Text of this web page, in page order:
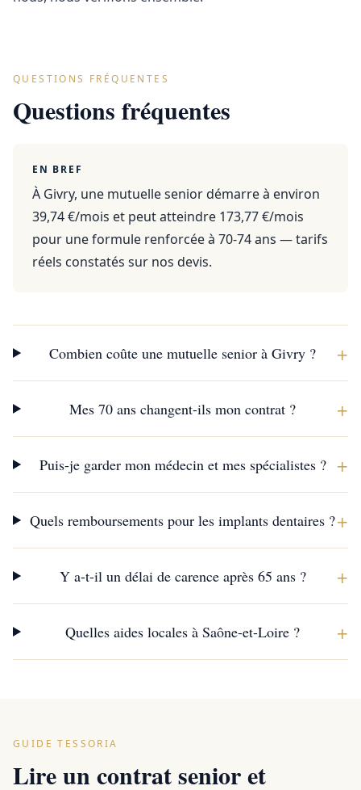
QUESTIONS FRÉQUENTES
Questions fréquentes
EN BREF
À Givry, une mutuelle senior démarre à environ
39,74 €/mois et peut atteindre 173,77 €/mois
pour une formule renforcée à 70-74 ans — tarifs
réels constatés sur nos devis.
Combien coûte une mutuelle senior à Givry ? +
Mes 70 ans changent-ils mon contrat ? +
Puis-je garder mon médecin et mes spécialistes ? +
Quels remboursements pour les implants dentaires ?+
Y a-t-il un délai de carence après 65 ans ? +
Quelles aides locales à Saône-et-Loire ? +
GUIDE TESSORIA
Lire un contrat senior et